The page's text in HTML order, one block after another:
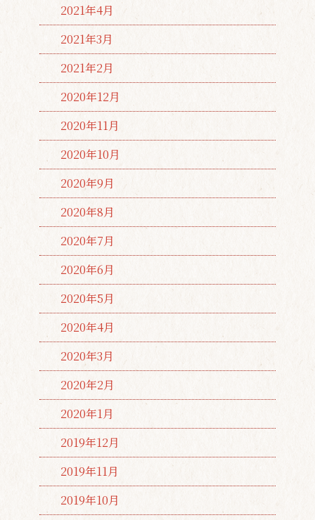
2021年4月
2021年3月
2021年2月
2020年12月
2020年11月
2020年10月
2020年9月
2020年8月
2020年7月
2020年6月
2020年5月
2020年4月
2020年3月
2020年2月
2020年1月
2019年12月
2019年11月
2019年10月